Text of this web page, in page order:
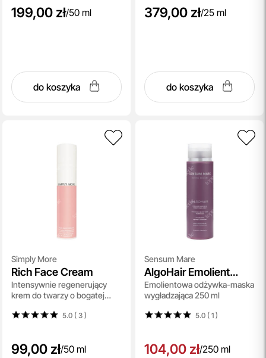
199,00 zł/50 ml
do koszyka
379,00 zł/25 ml
do koszyka
Simply More
Rich Face Cream
Intensywnie regenerujący
krem do twarzy o bogatej
5.0 ( 3)
99,00 zł/50 ml
Sensum Mare
AlgoHair Emolient
Smoothing Conditioner
Mask
Emolientowa odżywka-maska
wygładzająca 250 ml
5.0 ( 1)
104,00 zł/250 ml